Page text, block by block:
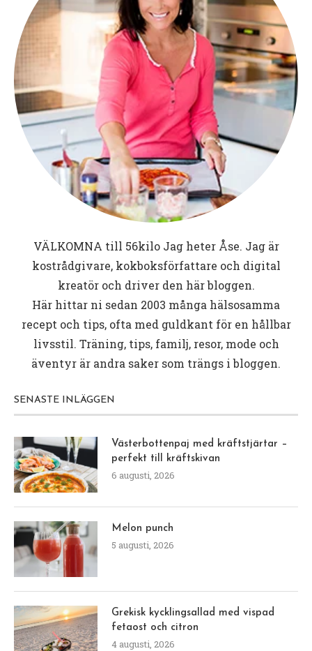
VÄLKOMNA till 56kiloJag heter Åse. Jag är
kostrådgivare, kokboksförfattare och digital
kreatör och driver den här bloggen.
Här hittar ni sedan 2003 många hälsosamma
recept och tips, ofta med guldkant för en hållbar
livsstil. Träning, tips, familj, resor, mode och
äventyr är andra saker som trängs i bloggen.
SENASTE INLÄGGEN
Västerbottenpaj med kräftstjärtar –
perfekt till kräftskivan
6 augusti, 2026
Melon punch
5 augusti, 2026
Grekisk kycklingsallad med vispad
fetaost och citron
4 augusti, 2026